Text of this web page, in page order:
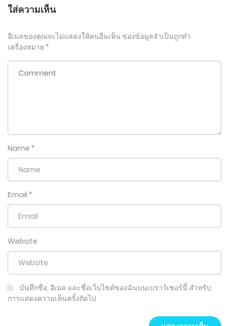
ใส่ความเห็น
อีเมลของคุณจะไม่แสดงให้คนอื่นเห็น ช่องข้อมูลจำเป็นถูกทำ
เครื่องหมาย *
Name *
Email *
Website
บันทึกชื่อ, อีเมล และชื่อเว็บไซต์ของฉันบนเบราว์เซอร์นี้ สำหรับ
การแสดงความเห็นครั้งถัดไป